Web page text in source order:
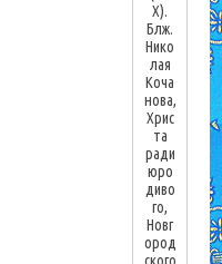
X).
Блж.
Нико
лая
Коча
нова,
Хрис
та
ради
юро
диво
го,
Новг
ород